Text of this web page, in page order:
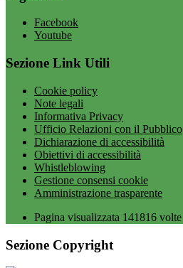
Facebook
Youtube
Sezione Link Utili
Cookie policy
Note legali
Informativa Privacy
Ufficio Relazioni con il Pubblico
Dichiarazione di accessibilità
Obiettivi di accessibilità
Whistleblowing
Gestione consensi cookie
Amministrazione trasparente
Pagina visualizzata 141816 volte
Sezione Copyright